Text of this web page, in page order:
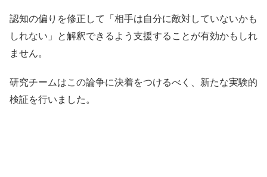
認知の偏りを修正して「相手は自分に敵対していないかも
しれない」と解釈できるよう支援することが有効かもしれ
ません。
研究チームはこの論争に決着をつけるべく、新たな実験的
検証を行いました。